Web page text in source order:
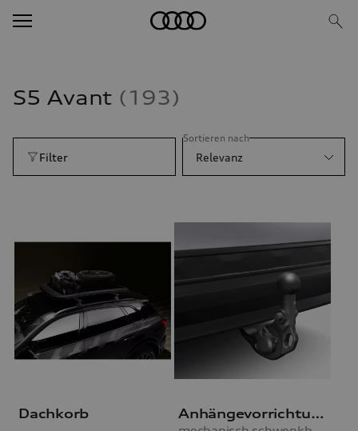
S5 Avant 193
Filter
Sortieren nach
Relevanz
Dachkorb Anhängevorrichtung